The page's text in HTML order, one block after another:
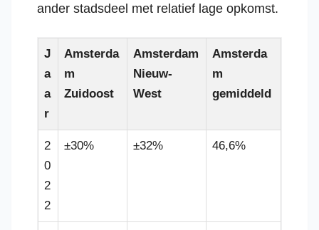
ander stadsdeel met relatief lage opkomst.
J
a
a
r
Amsterda
m
Zuidoost
Amsterdam
Nieuw-
West
Amsterda
m
gemiddeld
2
0
2
2
±30% ±32% 46,6%